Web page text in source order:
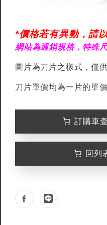
*價格若有異動，請
網站為通銷規格，特殊
圖片為刀片之樣式，僅供
刀片單價均為一片的單價
訂購車
回列